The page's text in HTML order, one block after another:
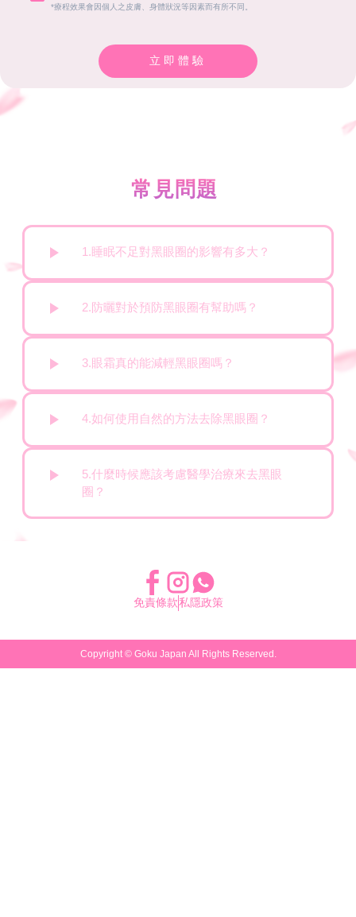
*療程效果會因個人之皮膚、身體狀況等因素而有所不同。
立即體驗
常見問題
1.睡眠不足對黑眼圈的影響有多大？
2.防曬對於預防黑眼圈有幫助嗎？
3.眼霜真的能減輕黑眼圈嗎？
4.如何使用自然的方法去除黑眼圈？
5.什麼時候應該考慮醫學治療來去黑眼
圈？
免責條款私隱政策
Copyright © Goku Japan All Rights Reserved.